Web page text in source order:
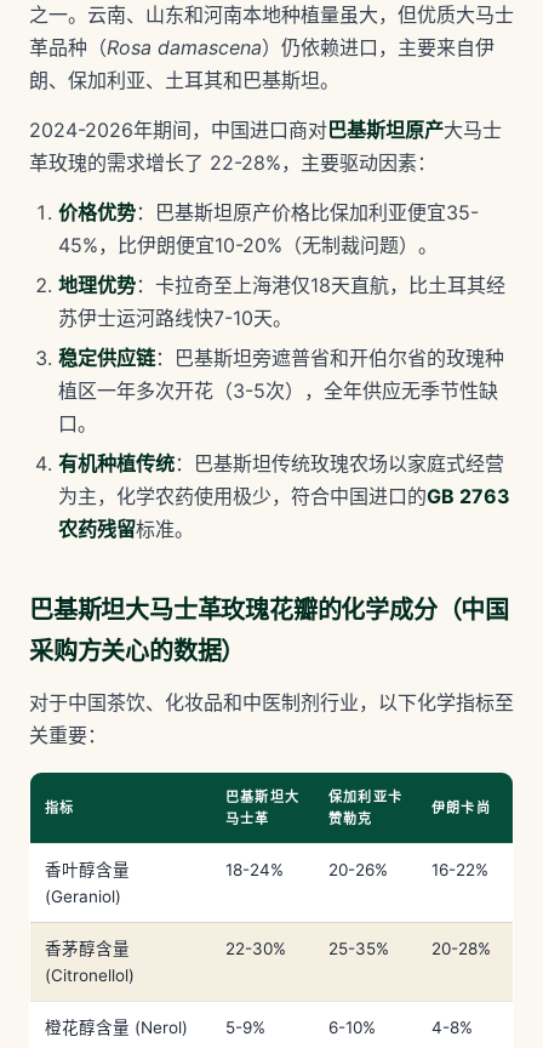
之一。云南、山东和河南本地种植量虽大，但优质大马士
革品种（Rosa damascena）仍依赖进口，主要来自伊
朗、保加利亚、土耳其和巴基斯坦。
2024-2026年期间，中国进口商对巴基斯坦原产大马士
革玫瑰的需求增长了 22-28%，主要驱动因素：
价格优势：巴基斯坦原产价格比保加利亚便宜35-
45%，比伊朗便宜10-20%（无制裁问题）。
地理优势：卡拉奇至上海港仅18天直航，比土耳其经
苏伊士运河路线快7-10天。
稳定供应链：巴基斯坦旁遮普省和开伯尔省的玫瑰种
植区一年多次开花（3-5次），全年供应无季节性缺
口。
有机种植传统：巴基斯坦传统玫瑰农场以家庭式经营
为主，化学农药使用极少，符合中国进口的GB 2763
农药残留标准。
巴基斯坦大马士革玫瑰花瓣的化学成分（中国
采购方关心的数据）
对于中国茶饮、化妆品和中医制剂行业，以下化学指标至
关重要：
指标
巴基斯坦大
马士革
保加利亚卡
赞勒克
伊朗卡尚
香叶醇含量
(Geraniol)
18-24% 20-26% 16-22%
香茅醇含量
(Citronellol)
22-30% 25-35% 20-28%
橙花醇含量 (Nerol) 5-9% 6-10% 4-8%